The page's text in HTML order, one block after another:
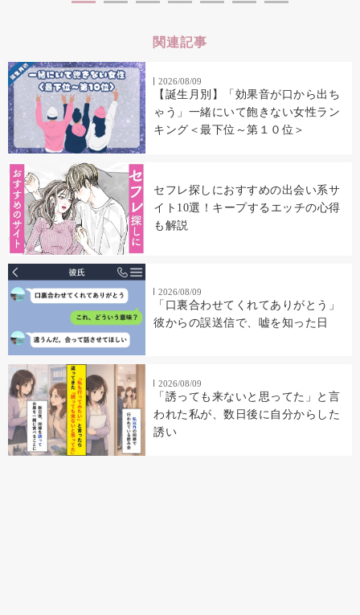
関連記事
2026/08/09
【誕生月別】「効果音が口から出ち
ゃう」一緒にいて飽きない女性ラン
キング＜最下位～第１０位＞
セフレ探しにおすすめの出会い系サ
イト10選！キープするエッチの心得
も解説
2026/08/09
「口裏合わせてくれてありがとう」
彼からの誤送信で、嘘を知った日
2026/08/09
「誘っても来ないと思ってた」と言
われた私が、数日後に自分からした
誘い